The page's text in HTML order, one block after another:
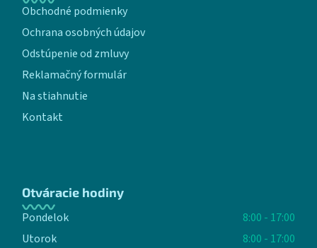
Obchodné podmienky
Ochrana osobných údajov
Odstúpenie od zmluvy
Reklamačný formulár
Na stiahnutie
Kontakt
Otváracie hodiny
Pondelok
8:00 - 17:00
Utorok
8:00 - 17:00